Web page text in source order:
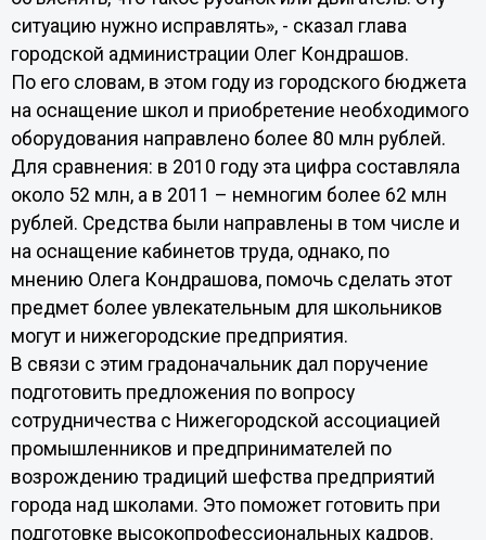
ситуацию нужно исправлять», - сказал глава
городской администрации Олег Кондрашов.
По его словам, в этом году из городского бюджета
на оснащение школ и приобретение необходимого
оборудования направлено более 80 млн рублей.
Для сравнения: в 2010 году эта цифра составляла
около 52 млн, а в 2011 – немногим более 62 млн
рублей. Средства были направлены в том числе и
на оснащение кабинетов труда, однако, по
мнению Олега Кондрашова, помочь сделать этот
предмет более увлекательным для школьников
могут и нижегородские предприятия.
В связи с этим градоначальник дал поручение
подготовить предложения по вопросу
сотрудничества с Нижегородской ассоциацией
промышленников и предпринимателей по
возрождению традиций шефства предприятий
города над школами. Это поможет готовить при
подготовке высокопрофессиональных кадров.